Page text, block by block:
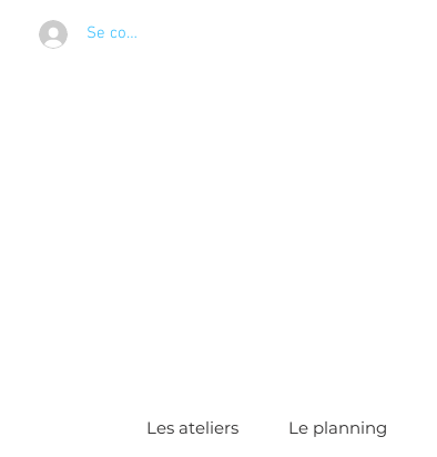
Se connecter
Les ateliers Le planning